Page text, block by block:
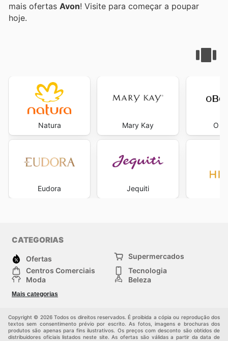
mais ofertas Avon ! Visite para começar a poupar
hoje.
Natura
Eudora
Mary Kay
Jequiti
O
CATEGORIAS
Ofertas
Supermercados
Centros Comerciais
Tecnologia
Moda
Beleza
Construção e jardinagem
Mais categorias
Copyright © 2026 Todos os direitos reservados. É proibida a cópia ou reprodução dos
textos sem consentimento prévio por escrito. As fotos, imagens e brochuras dos
produtos são apenas para fins ilustrativos. Os preços com desconto são obtidos de
distribuidores oficiais listados neste site. As ofertas são válidas a partir da data de